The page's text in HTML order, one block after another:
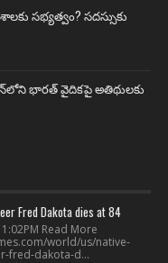
సభ్యత్వం? సదస్సుకు
భారత్ వైదికపై అతిథులకు
Fred Dakota dies at 84
Read More
world/us/native-
fred-dakota-d...